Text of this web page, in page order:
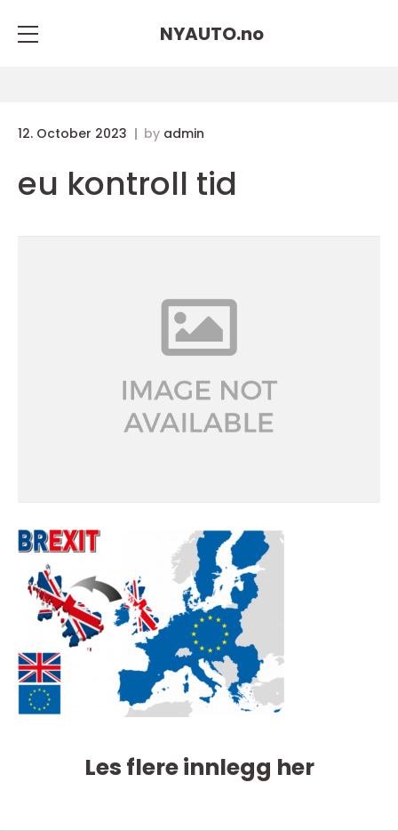
NYAUTO.no
12. October 2023 by admin
eu kontroll tid
Les flere innlegg her